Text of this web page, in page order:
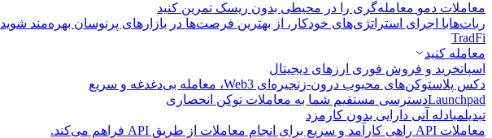
معاملات دمو معامله‌گری را در محیطی بدون ریسک تمرین کنید
ربات‌هابا اجرای استراتژی‌های خودکار، از بهترین فرصت‌ها در بازارهای پرنوسان بهره‌مند شوید
TradFi
معامله کنید
اسپاتخرید و فروش فوری ارزهای دیجیتال
دکس پلاستوکن‌های محبوب درون-زنجیره‌ای Web3، معامله بی‌دغدغه و سریع
Launchpadدسترسی مستقیم شما به معاملات توکن انحصاری
تبدیلمبادله آنی دارایی بدون کارمزد
معاملات API
راهی کارآمد و سریع برای انجام معاملات از طریق API فراهم می‌کند.